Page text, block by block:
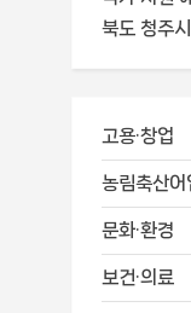
북도 청주
고용·창업
농림축산어
문화·환경
보건·의료